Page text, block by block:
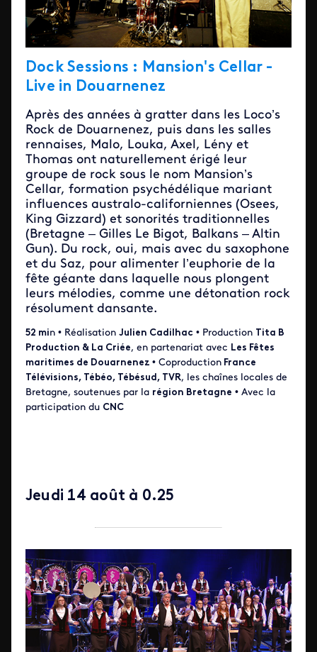
Dock Sessions : Mansion's Cellar -
Live in Douarnenez
Après des années à gratter dans les Loco’s
Rock de Douarnenez, puis dans les salles
rennaises, Malo, Louka, Axel, Lény et
Thomas ont naturellement érigé leur
groupe de rock sous le nom Mansion’s
Cellar, formation psychédélique mariant
influences australo-californiennes (Osees,
King Gizzard) et sonorités traditionnelles
(Bretagne – Gilles Le Bigot, Balkans – Altin
Gun). Du rock, oui, mais avec du saxophone
et du Saz, pour alimenter l’euphorie de la
fête géante dans laquelle nous plongent
leurs mélodies, comme une détonation rock
résolument dansante.
52 min • Réalisation Julien Cadilhac • Production Tita B
Production & La Criée, en partenariat avec Les Fêtes
maritimes de Douarnenez • Coproduction France
Télévisions, Tébéo, Tébésud, TVR, les chaînes locales de
Bretagne, soutenues par la région Bretagne • Avec la
participation du CNC
Jeudi 14 août à 0.25